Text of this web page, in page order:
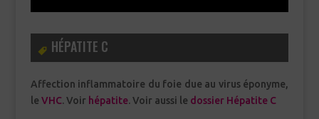
HÉPATITE C
Affection inflammatoire du foie due au virus éponyme,
le VHC. Voir hépatite. Voir aussi le dossier Hépatite C